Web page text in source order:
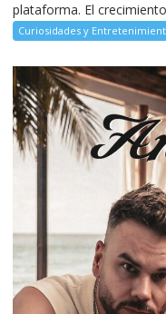
plataforma. El
Curiosidades y